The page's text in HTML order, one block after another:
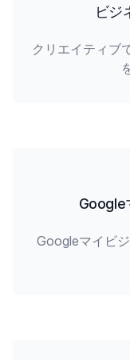
ビジ
クリエイティブ
Google
Googleマイビ